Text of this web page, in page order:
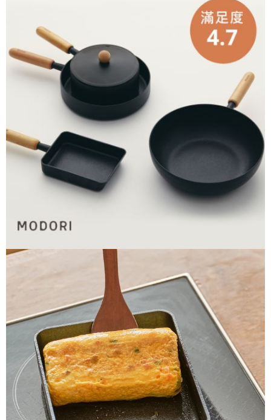
1.本服務係由「台灣大哥大股份有限公司」（以下簡稱本公司）所提供，讓
用戶於交易時，得透過本服務購買商品或服務，並由商店將買賣／分期付款
買賣價金債權讓與本公司後，依約使用本公司帳單繳交帳款。
2.基於同意付款使用「大哥付你分期」之契約關係目的，商店將以您的個人
資料（包含姓名、電話或地址）提供予台灣大哥大進項蒐集、處理及利用，
由本公司與您本人進行分期帳單所需資料之確認、核對及更正。
3.完整用戶服務條款，請詳閱以下連結：
https://oppay.tw/userRule
※ 請注意：結帳手續完成當下不需立刻繳費，但若您需要取消訂單，請聯絡
購買商品的店家。未經商家同意取消之訂單仍視為有效，需透過AFTEE先享
後付繳納相關費用。
※ 交易是否成功請以「AFTEE先享後付 」之結帳頁面顯示為準，若有關於
是否繳費成功／繳費後需取消欲退款等相關疑問，請聯繫「AFTEE先享後付
客戶支援中心」https://netprotections.freshdesk.com/support/home
１．透過由恩沛科技股份有限公司提供之「AFTEE先享後付」服務完成之交
易，需依本服務之必要範圍內提供個人資料，並將交易相關給付款項請求債
權轉讓予恩沛科技股份有限公司。
２．關於個人資料處理事宜，請瀏覽以下網址：
https://aftee.tw/terms/#terms3
３．未成年的使用者請事先徵得法定代理人或監護人之同意方可使用
「AFTEE先享後付」，若未經同意申辦者引起之損失，本公司不負相關責
４．使用「AFTEE先享後付」時，將依據個別帳號之用戶狀況，依本公司即
時審查核予不同之上限額度；若仍有額度不足之情形，本公司將視審查結果
５．嚴禁一人註冊多個帳號或使用他人資訊註冊。若發現惡意使用之情形，
恩沛科技股份有限公司將有權停止該用戶之使用額度並採取法律行動。